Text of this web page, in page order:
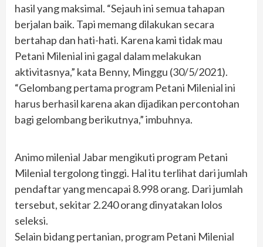
hasil yang maksimal. “Sejauh ini semua tahapan
berjalan baik. Tapi memang dilakukan secara
bertahap dan hati-hati. Karena kami tidak mau
Petani Milenial ini gagal dalam melakukan
aktivitasnya,” kata Benny, Minggu (30/5/2021).
“Gelombang pertama program Petani Milenial ini
harus berhasil karena akan dijadikan percontohan
bagi gelombang berikutnya,” imbuhnya.
Animo milenial Jabar mengikuti program Petani
Milenial tergolong tinggi. Hal itu terlihat dari jumlah
pendaftar yang mencapai 8.998 orang. Dari jumlah
tersebut, sekitar 2.240 orang dinyatakan lolos
seleksi.
Selain bidang pertanian, program Petani Milenial